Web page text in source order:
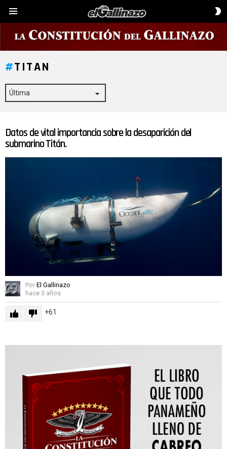
TITAN
ÚLTIMAS
HISTORIAS
Datos de vital importancia sobre la desaparición del
submarino Titán.
Por El Gallinazo
hace 3 años
61